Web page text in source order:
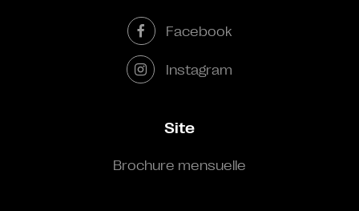
Facebook
Instagram
Site
Brochure mensuelle